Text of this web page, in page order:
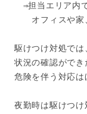
⇒担当エリア内
オフィスや家、
駆けつけ対処で
状況の確認がで
危険を伴う対応
夜勤時は駆けつけ